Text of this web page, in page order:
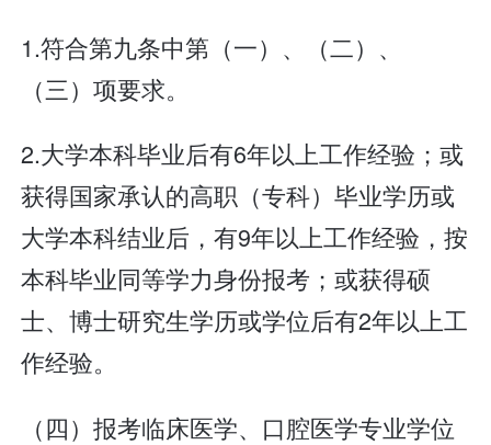
1.符合第九条中第（一）、（二）、
（三）项要求。
2.大学本科毕业后有6年以上工作经验；或
获得国家承认的高职（专科）毕业学历或
大学本科结业后，有9年以上工作经验，按
本科毕业同等学力身份报考；或获得硕
士、博士研究生学历或学位后有2年以上工
作经验。
（四）报考临床医学、口腔医学专业学位